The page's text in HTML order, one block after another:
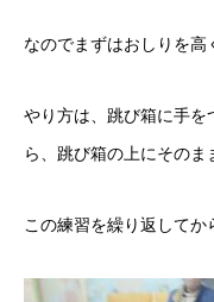
なのでまずはおしりを高
やり方は、跳び箱に手を
ら、跳び箱の上にそのま
この練習を繰り返して